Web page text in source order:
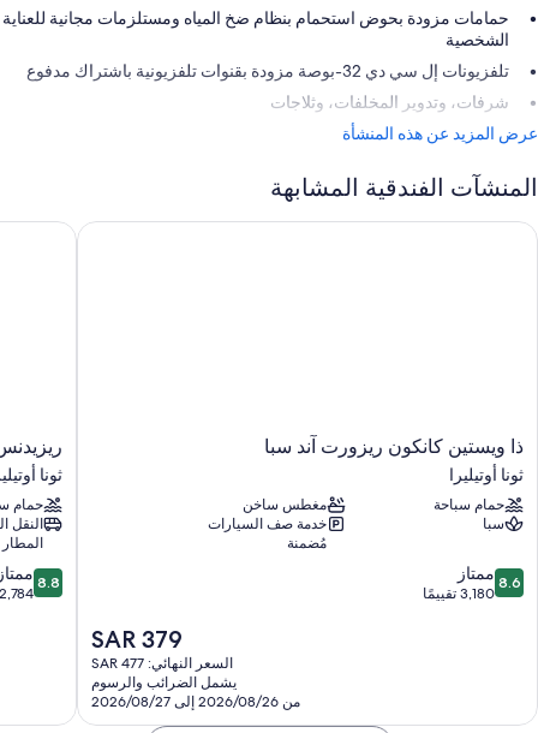
حمامات مزودة بحوض استحمام بنظام ضخ المياه ومستلزمات مجانية للعناية
الشخصية
تلفزيونات إل سي دي 32-بوصة مزودة بقنوات تلفزيونية باشتراك مدفوع
شرفات، وتدوير المخلفات، وثلاجات
عرض المزيد عن هذه المنشأة
المنشآت الفندقية المشابهة
ذا
ويستين
كانكون
ريزورت
آند
ثونا
أوتيليرا
ذا ويستين كانكون ريزورت آند سبا
ثونا أوتيليرا
حمام سباحة
مغطس ساخن
سبا
خدمة صف السيارات
مُضمنة
8.6
من
8.6 ممتاز
3,180 تقييمًا
السعر
الحالي
هو
SAR
379
SAR 379
السعر النهائي: SAR 477
يشمل الضرائب والرسوم
من 2026/08/26 إلى 2026/08/27
ذا ويستين كانكون ريزورت آند سبا
ريزيدنس
إن
باي
ماريوت
كانكون
هوتل
زون
ثونا
ثونا
حمام
النقل
المطار
8.8
من
8.8
2,784 تقييمًا
ريزيدنس